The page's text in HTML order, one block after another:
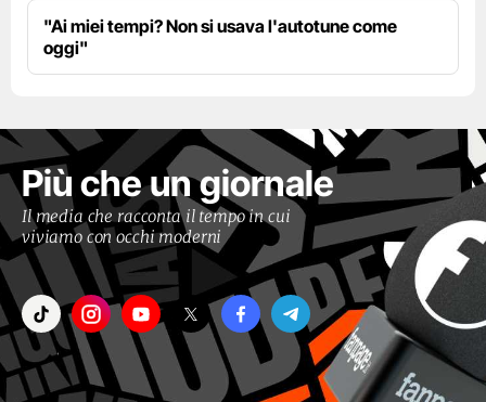
"Ai miei tempi? Non si usava l'autotune come
oggi"
Più che un giornale
Il media che racconta il tempo in cui
viviamo con occhi moderni